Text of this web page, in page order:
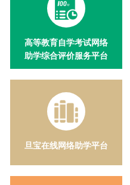
高等教育自学考试网络
助学综合评价服务平台
旦宝在线网络助学平台